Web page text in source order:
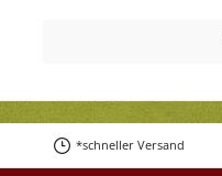
*schneller Versand